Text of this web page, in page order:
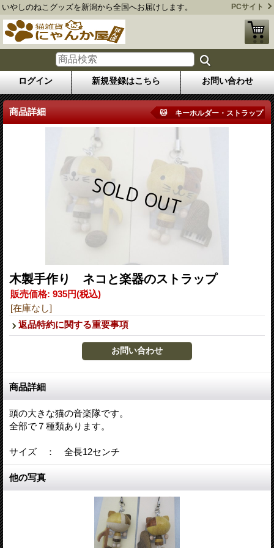
いやしのねこグッズを新潟から全国へお届けします。 PCサイト
ログイン 新規登録はこちら お問い合わせ
商品詳細 🐱 キーホルダー・ストラップ
木製手作り ネコと楽器のストラップ
販売価格: 935円(税込)
[在庫なし]
返品特約に関する重要事項
商品詳細
頭の大きな猫の音楽隊です。
全部で７種類あります。
サイズ ： 全長12センチ
他の写真